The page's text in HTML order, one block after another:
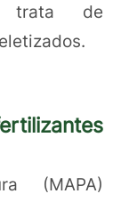
trata de
(MAPA)